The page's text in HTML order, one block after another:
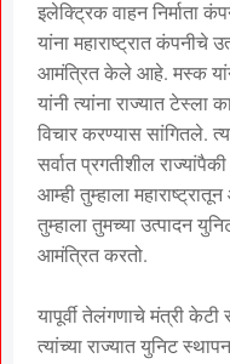
इलेक्ट्रिक वाहन निर्माता
यांना महाराष्ट्रात कंपनीचे
आमंत्रित केले आहे. मस्क
यांनी त्यांना राज्यात टेस्ला
विचार करण्यास सांगितले.
सर्वात प्रगतीशील
आम्ही तुम्हाला
तुम्‍हाला तुमच्‍या उत्‍पादन
आमंत्रित करतो.
यापूर्वी तेलंगणाचे मंत्री केटी
त्यांच्या राज्यात युनिट